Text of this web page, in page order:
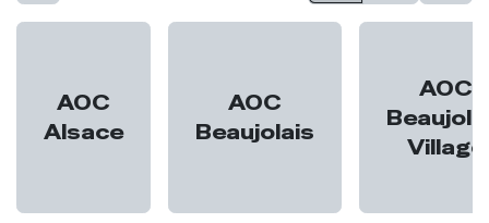
AOC
Alsace
AOC
Beaujolais
AOC
Village